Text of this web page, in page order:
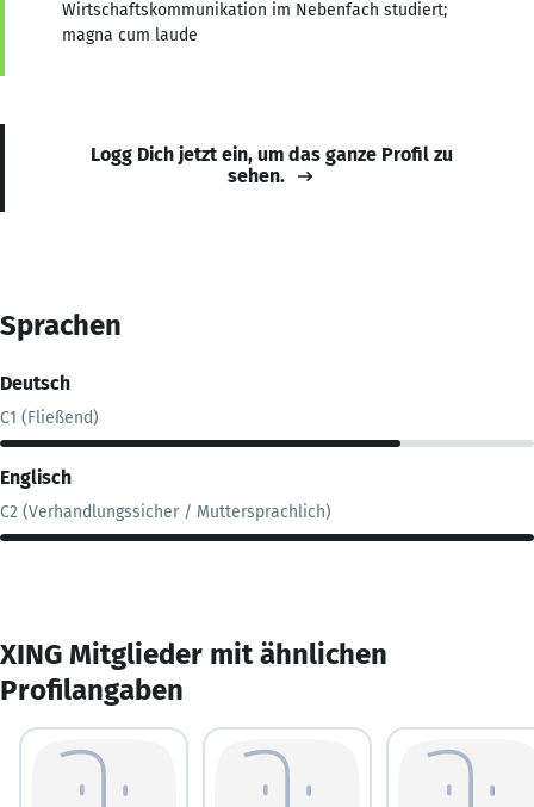
Wirtschaftskommunikation im Nebenfach studiert;
magna cum laude
Logg Dich jetzt ein, um das ganze Profil zu
sehen.
Sprachen
Deutsch
C1 (Fließend)
Englisch
C2 (Verhandlungssicher / Muttersprachlich)
XING Mitglieder mit ähnlichen
Profilangaben